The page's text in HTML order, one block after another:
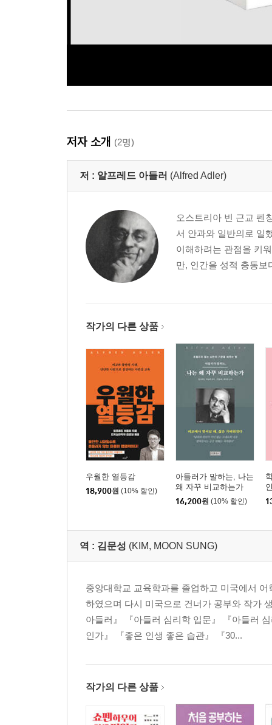
저자 소개 (2명)
저 : 알프레드 아들러 (Alfred Adler)
오스트리아 빈 근교 펜
서 안과와 일반의로 일
이해하려는 관점을 키
만, 인간을 성적 충동보
작가의 다른 상품
우월한 열등감
18,900원 (10% 할인)
아들러가 말하는, 나는
왜 자꾸 비교하는가
16,200원 (10% 할인)
역 : 김문성 (KIM, MOON SUNG)
중앙대학교 교육학과를 졸업하고 미국에서
하였으며 다시 미국으로 건너가 공부와 작가
아들러』 『아들러 심리학 입문』 『아들러
인가』 『좋은 인생 좋은 습관』 『30...
작가의 다른 상품